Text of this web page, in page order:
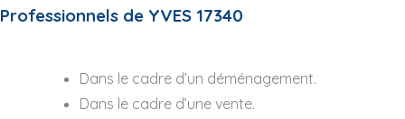
Professionnels de YVES 17340
Dans le cadre d’un déménagement.
Dans le cadre d’une vente.